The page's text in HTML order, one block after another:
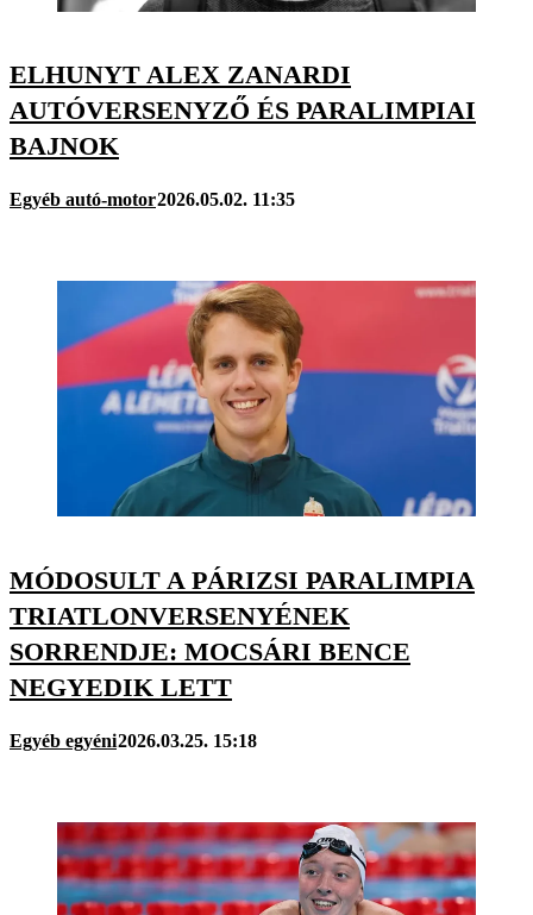
ELHUNYT ALEX ZANARDI
AUTÓVERSENYZŐ ÉS PARALIMPIAI
BAJNOK
Egyéb autó-motor2026.05.02. 11:35
MÓDOSULT A PÁRIZSI PARALIMPIA
TRIATLONVERSENYÉNEK
SORRENDJE: MOCSÁRI BENCE
NEGYEDIK LETT
Egyéb egyéni2026.03.25. 15:18